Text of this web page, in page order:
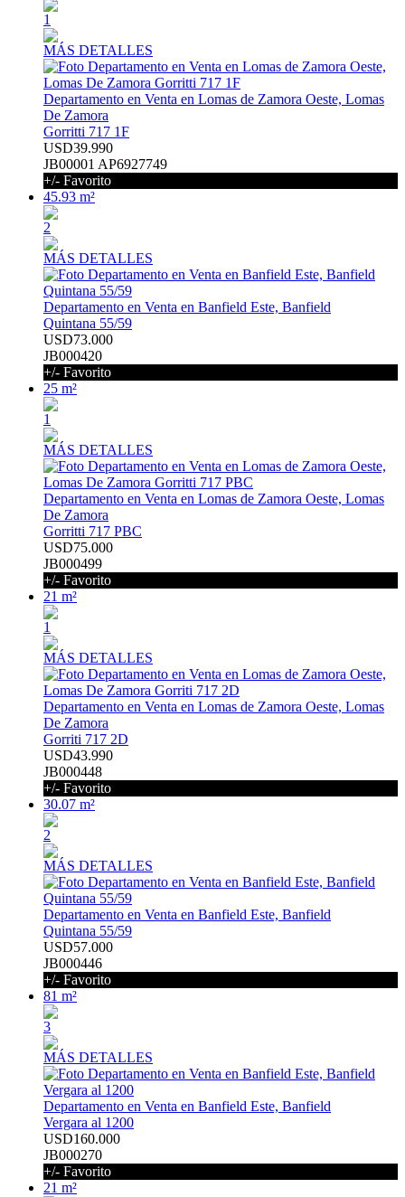
1
MÁS DETALLES
Departamento en Venta en Lomas de Zamora Oeste, Lomas
De Zamora
Gorritti 717 1F
USD39.990
JB00001 AP6927749
+/- Favorito
45.93 m²
2
MÁS DETALLES
Departamento en Venta en Banfield Este, Banfield
Quintana 55/59
USD73.000
JB000420
+/- Favorito
25 m²
1
MÁS DETALLES
Departamento en Venta en Lomas de Zamora Oeste, Lomas
De Zamora
Gorritti 717 PBC
USD75.000
JB000499
+/- Favorito
21 m²
1
MÁS DETALLES
Departamento en Venta en Lomas de Zamora Oeste, Lomas
De Zamora
Gorriti 717 2D
USD43.990
JB000448
+/- Favorito
30.07 m²
2
MÁS DETALLES
Departamento en Venta en Banfield Este, Banfield
Quintana 55/59
USD57.000
JB000446
+/- Favorito
81 m²
3
MÁS DETALLES
Departamento en Venta en Banfield Este, Banfield
Vergara al 1200
USD160.000
JB000270
+/- Favorito
21 m²